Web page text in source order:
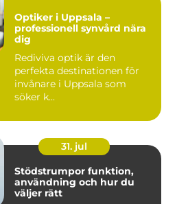
Optiker i Uppsala –
professionell synvård nära
dig
Rediviva optik är den
perfekta destinationen för
invånare i Uppsala som
söker k...
31. jul
Stödstrumpor funktion,
användning och hur du
väljer rätt